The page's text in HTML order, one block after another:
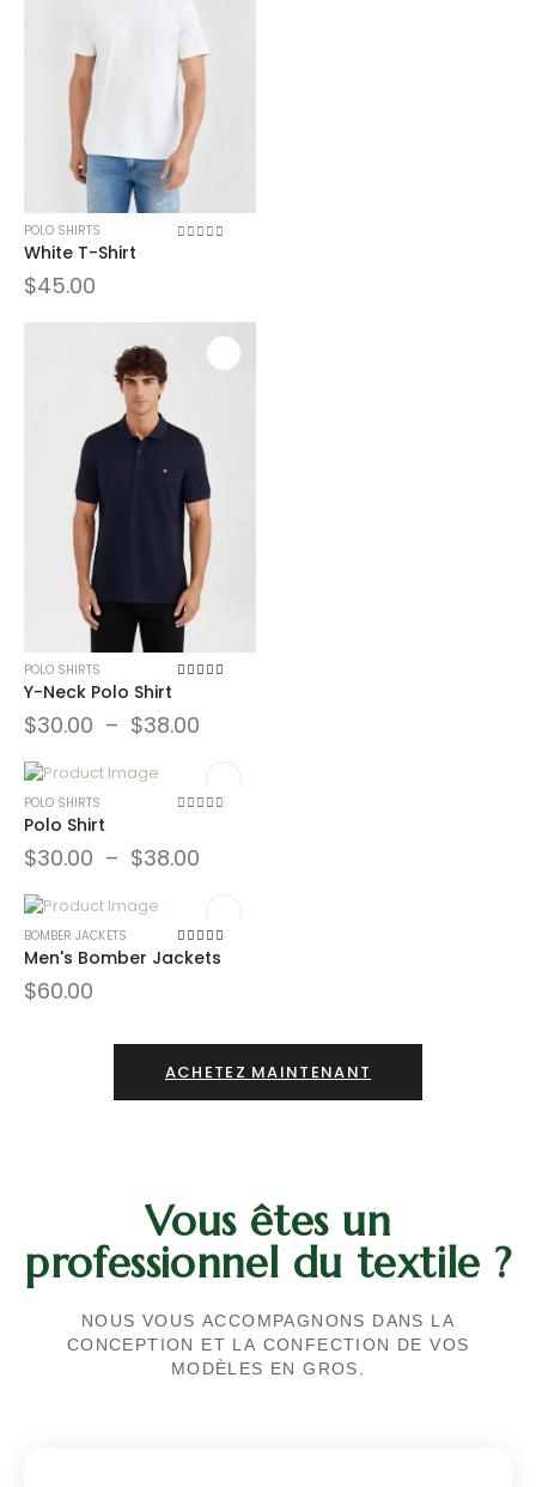
POLO SHIRTS
White T-Shirt
$45.00
POLO SHIRTS
Y-Neck Polo Shirt
$30.00 – $38.00
POLO SHIRTS
Polo Shirt
$30.00 – $38.00
BOMBER JACKETS
5.00sur 5
Men's Bomber Jackets
$60.00
ACHETEZ MAINTENANT
Vous êtes un
professionnel du textile ?
NOUS VOUS ACCOMPAGNONS DANS LA
CONCEPTION ET LA CONFECTION DE VOS
MODÈLES EN GROS.